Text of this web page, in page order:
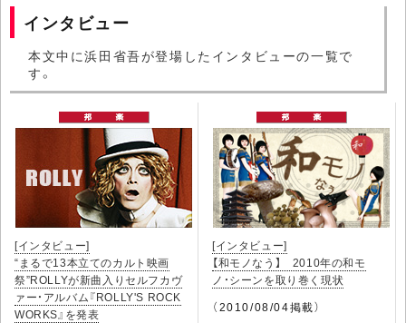
インタビュー
本文中に浜田省吾が登場したインタビューの一覧で
す。
[インタビュー]
“まるで13本立てのカルト映画
祭”ROLLYが新曲入りセルフカヴ
ァー・アルバム『ROLLY'S ROCK
WORKS』を発表
[インタビュー]
【和モノなう】 2010年の和モ
ノ・シーンを取り巻く現状
（2010/08/04掲載）